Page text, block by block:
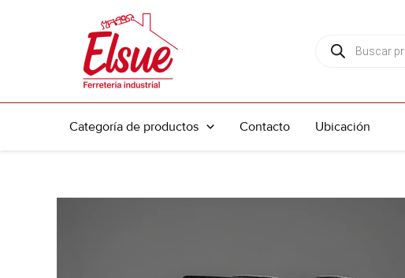
Categoría de productos Contacto Ubicación